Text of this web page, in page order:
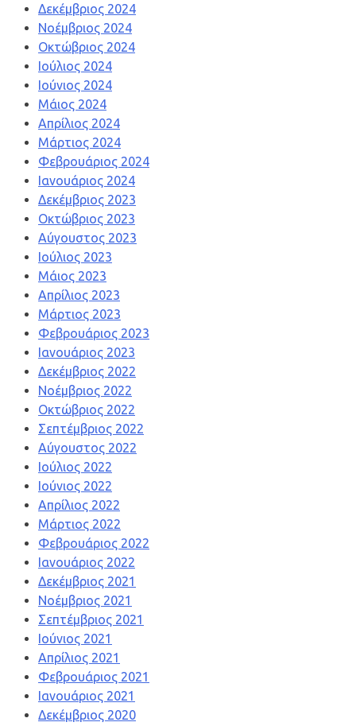
Δεκέμβριος 2024
Νοέμβριος 2024
Οκτώβριος 2024
Ιούλιος 2024
Ιούνιος 2024
Μάιος 2024
Απρίλιος 2024
Μάρτιος 2024
Φεβρουάριος 2024
Ιανουάριος 2024
Δεκέμβριος 2023
Οκτώβριος 2023
Αύγουστος 2023
Ιούλιος 2023
Μάιος 2023
Απρίλιος 2023
Μάρτιος 2023
Φεβρουάριος 2023
Ιανουάριος 2023
Δεκέμβριος 2022
Νοέμβριος 2022
Οκτώβριος 2022
Σεπτέμβριος 2022
Αύγουστος 2022
Ιούλιος 2022
Ιούνιος 2022
Απρίλιος 2022
Μάρτιος 2022
Φεβρουάριος 2022
Ιανουάριος 2022
Δεκέμβριος 2021
Νοέμβριος 2021
Σεπτέμβριος 2021
Ιούνιος 2021
Απρίλιος 2021
Φεβρουάριος 2021
Ιανουάριος 2021
Δεκέμβριος 2020